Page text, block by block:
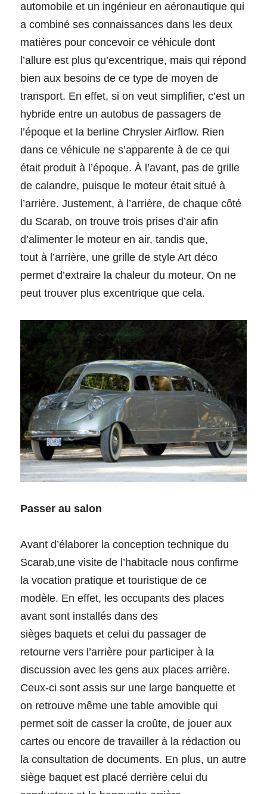
automobile et un ingénieur en aéronautique qui
a combiné ses connaissances dans les deux
matières pour concevoir ce véhicule dont
l’allure est plus qu’excentrique, mais qui répond
bien aux besoins de ce type de moyen de
transport. En effet, si on veut simplifier, c’est un
hybride entre un autobus de passagers de
l’époque et la berline Chrysler Airflow. Rien
dans ce véhicule ne s’apparente à de ce qui
était produit à l’époque. À l’avant, pas de grille
de calandre, puisque le moteur était situé à
l’arrière. Justement, à l’arrière, de chaque côté
du Scarab, on trouve trois prises d’air afin
d’alimenter le moteur en air, tandis que,
tout à l’arrière, une grille de style Art déco
permet d’extraire la chaleur du moteur. On ne
peut trouver plus excentrique que cela.
Passer au salon
Avant d’élaborer la conception technique du
Scarab,une visite de l’habitacle nous confirme
la vocation pratique et touristique de ce
modèle. En effet, les occupants des places
avant sont installés dans des
sièges baquets et celui du passager de
retourne vers l’arrière pour participer à la
discussion avec les gens aux places arrière.
Ceux-ci sont assis sur une large banquette et
on retrouve même une table amovible qui
permet soit de casser la croûte, de jouer aux
cartes ou encore de travailler à la rédaction ou
la consultation de documents. En plus, un autre
siège baquet est placé derrière celui du